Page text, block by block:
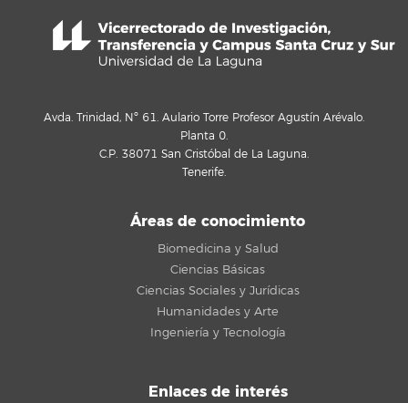
Avda. Trinidad, Nº 61. Aulario Torre Profesor Agustín Arévalo.
Planta 0.
C.P. 38071 San Cristóbal de La Laguna.
Tenerife.
Áreas de conocimiento
Biomedicina y Salud
Ciencias Básicas
Ciencias Sociales y Jurídicas
Humanidades y Arte
Ingeniería y Tecnología
Enlaces de interés